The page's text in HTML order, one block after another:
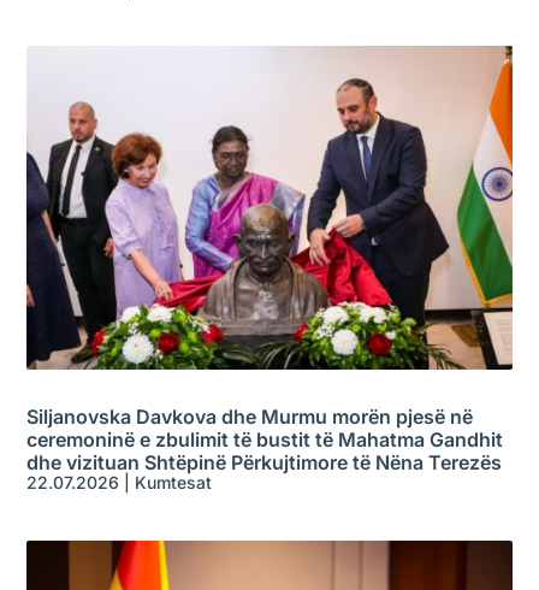
Siljanovska Davkova dhe Murmu morën pjesë në
ceremoninë e zbulimit të bustit të Mahatma Gandhit
dhe vizituan Shtëpinë Përkujtimore të Nëna Terezës
22.07.2026 Kumtesat